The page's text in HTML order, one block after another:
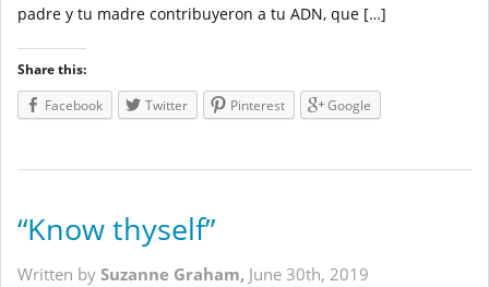
padre y tu madre contribuyeron a tu ADN, que […]
Share this:
Facebook
Twitter Pinterest Google
“Know thyself”
Written by Suzanne Graham, June 30th, 2019